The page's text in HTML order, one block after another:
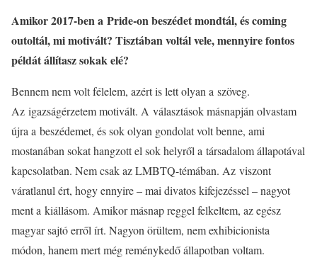
Amikor 2017-ben a Pride-on beszédet mondtál, és coming
outoltál, mi motivált? Tisztában voltál vele, mennyire fontos
példát állítasz sokak elé?
Bennem nem volt félelem, azért is lett olyan a szöveg.
Az igazságérzetem motivált. A választások másnapján olvastam
újra a beszédemet, és sok olyan gondolat volt benne, ami
mostanában sokat hangzott el sok helyről a társadalom állapotával
kapcsolatban. Nem csak az LMBTQ-témában. Az viszont
váratlanul ért, hogy ennyire – mai divatos kifejezéssel – nagyot
ment a kiállásom. Amikor másnap reggel felkeltem, az egész
magyar sajtó erről írt. Nagyon örültem, nem exhibicionista
módon, hanem mert még reménykedő állapotban voltam.